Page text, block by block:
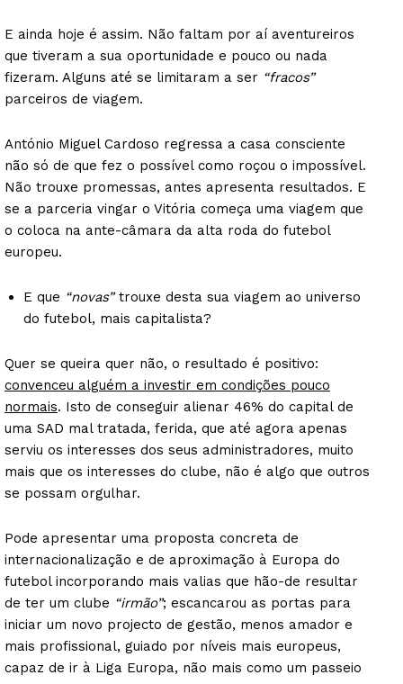
E ainda hoje é assim. Não faltam por aí aventureiros
que tiveram a sua oportunidade e pouco ou nada
fizeram. Alguns até se limitaram a ser “fracos”
parceiros de viagem.
António Miguel Cardoso regressa a casa consciente
não só de que fez o possível como roçou o impossível.
Não trouxe promessas, antes apresenta resultados. E
se a parceria vingar o Vitória começa uma viagem que
o coloca na ante-câmara da alta roda do futebol
europeu.
E que “novas”trouxe desta sua viagem ao universo
do futebol, mais capitalista?
Quer se queira quer não, o resultado é positivo:
convenceu alguém a investir em condições pouco
normais. Isto de conseguir alienar 46% do capital de
uma SAD mal tratada, ferida, que até agora apenas
serviu os interesses dos seus administradores, muito
mais que os interesses do clube, não é algo que outros
se possam orgulhar.
Pode apresentar uma proposta concreta de
internacionalização e de aproximação à Europa do
futebol incorporando mais valias que hão-de resultar
de ter um clube “irmão”; escancarou as portas para
iniciar um novo projecto de gestão, menos amador e
mais profissional, guiado por níveis mais europeus,
capaz de ir à Liga Europa, não mais como um passeio